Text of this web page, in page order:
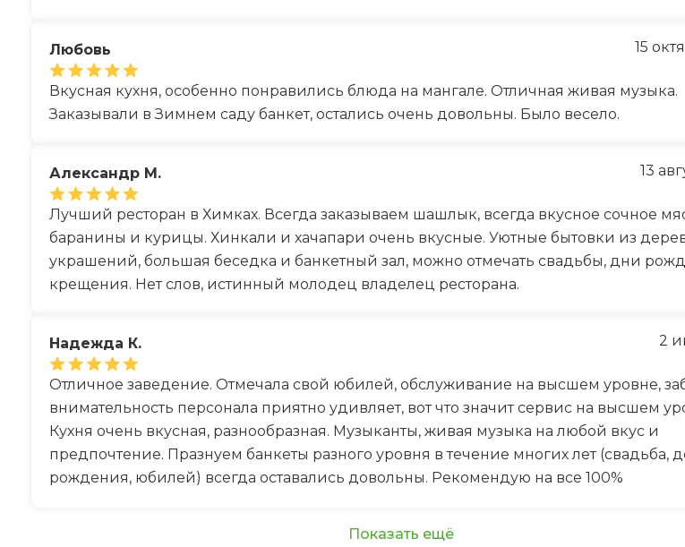
Любовь 15
Вкусная кухня, особенно понравились блюда на мангале. Отличная живая музыка.
Заказывали в Зимнем саду банкет, остались очень довольны. Было весело.
Александр М. 13
Лучший ресторан в Химках. Всегда заказываем шашлык, всегда вкусное сочное
баранины и курицы. Хинкали и хачапари очень вкусные. Уютные бытовки из
украшений, большая беседка и банкетный зал, можно отмечать свадьбы, дни
крещения. Нет слов, истинный молодец владелец ресторана.
Надежда К. 2
Отличное заведение. Отмечала свой юбилей, обслуживание на высшем уровне,
внимательность персонала приятно удивляет, вот что значит сервис на высшем
Кухня очень вкусная, разнообразная. Музыканты, живая музыка на любой вкус и
предпочтение. Празнуем банкеты разного уровня в течение многих лет (свадьба,
рождения, юбилей) всегда оставались довольны. Рекомендую на все 100%
Показать ещё